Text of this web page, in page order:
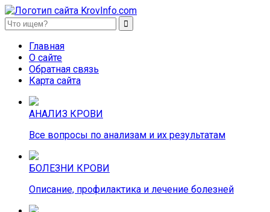
KrovInfo.com
Медицинский сайт о кровеносной системе.
Главная
О сайте
Обратная связь
Карта сайта
АНАЛИЗ КРОВИ
Все вопросы по анализам и их результатам
БОЛЕЗНИ КРОВИ
Описание, профилактика и лечение болезней